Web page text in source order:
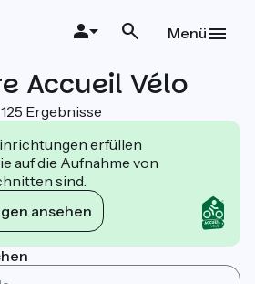
Menü
Accueil Vélo
125 Ergebnisse
erfüllen
auf die Aufnahme von
sind.
ansehen